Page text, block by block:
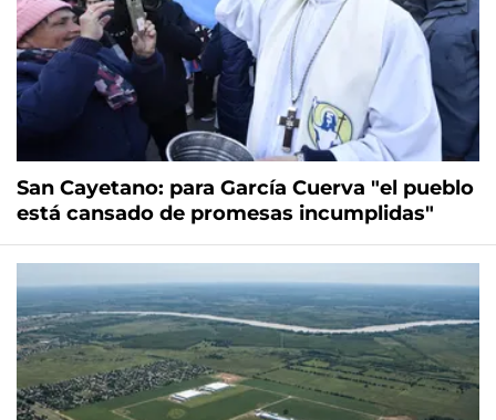
San Cayetano: para García Cuerva "el pueblo
está cansado de promesas incumplidas"